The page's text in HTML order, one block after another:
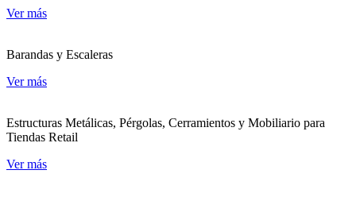
Ver más
Barandas y Escaleras
Ver más
Estructuras Metálicas, Pérgolas, Cerramientos y Mobiliario para
Tiendas Retail
Ver más